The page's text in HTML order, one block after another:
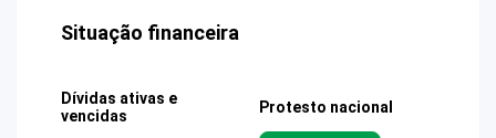
Situação financeira
Dívidas ativas e
vencidas
Protesto nacional